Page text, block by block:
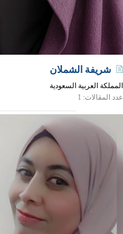
شريفة الشملان
المملكة العربية السعودية
عدد المقالات: 1